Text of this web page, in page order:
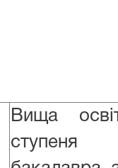
Вища
ступеня